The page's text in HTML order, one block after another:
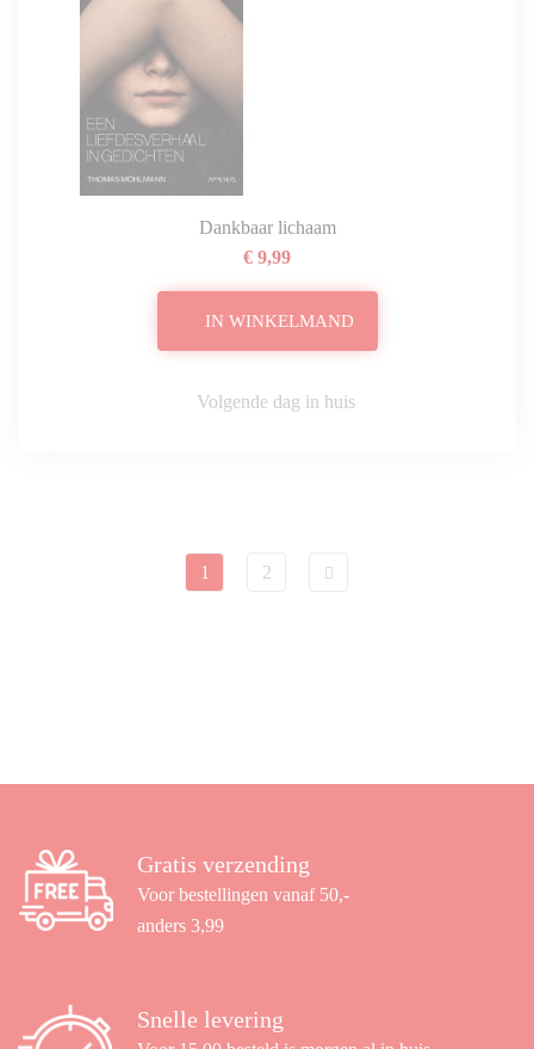
Dankbaar lichaam
€ 9,99
IN WINKELMAND
Volgende dag in huis
1 2
Gratis verzending
Voor bestellingen vanaf 50,-
anders 3,99
Snelle levering